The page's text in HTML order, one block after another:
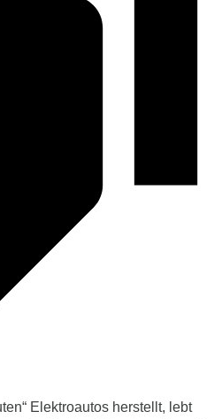
Elektroautos herstellt, lebt